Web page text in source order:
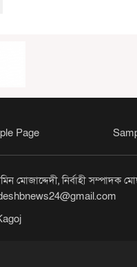
Page
নির্বাহী সম্পাদক